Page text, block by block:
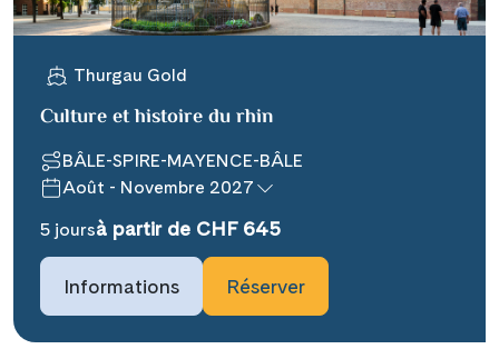
per E-Mail senden
Link kopieren
Thurgau Gold
Culture et histoire du rhin
BÂLE-SPIRE-MAYENCE-BÂLE
Août - Novembre 2027
5 joursà partir de CHF 645
Informations Réserver